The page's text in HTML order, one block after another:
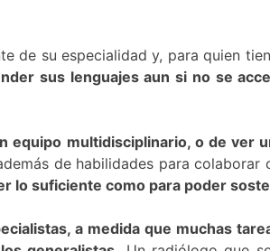
de su especialidad y, para quien
sus lenguajes aun si no se
equipo multidisciplinario, o de
de habilidades para
lo suficiente como para poder
a medida que muchas